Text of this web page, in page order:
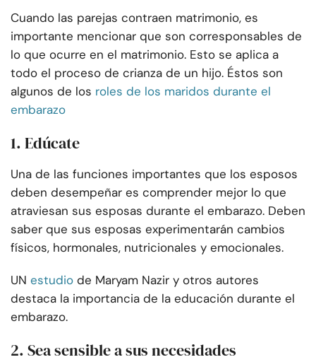
Cuando las parejas contraen matrimonio, es
importante mencionar que son corresponsables de
lo que ocurre en el matrimonio. Esto se aplica a
todo el proceso de crianza de un hijo. Éstos son
algunos de los roles de los maridos durante el
embarazo
1. Edúcate
Una de las funciones importantes que los esposos
deben desempeñar es comprender mejor lo que
atraviesan sus esposas durante el embarazo. Deben
saber que sus esposas experimentarán cambios
físicos, hormonales, nutricionales y emocionales.
UN estudio de Maryam Nazir y otros autores
destaca la importancia de la educación durante el
embarazo.
2. Sea sensible a sus necesidades